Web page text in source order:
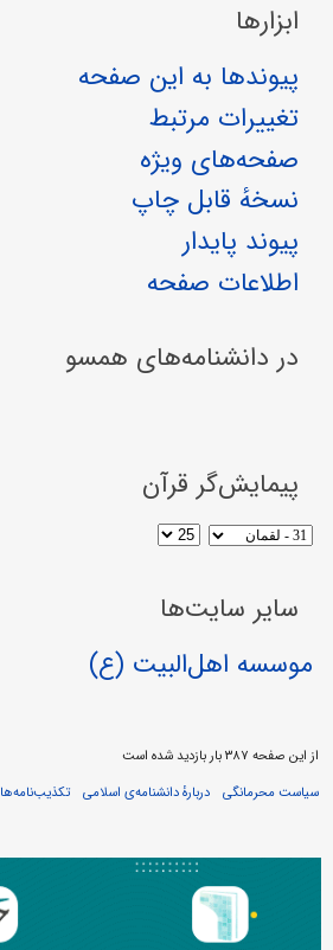
ابزارها
پیوندها به این صفحه
تغییرات مرتبط
صفحه‌های ویژه
نسخهٔ قابل چاپ
پیوند پایدار
اطلاعات صفحه
در دانشنامه‌های همسو
پیمایش‌گر قرآن
سایر سایت‌ها
موسسه اهل‌البیت (ع)
از این صفحه ۳۸۷ بار بازدید شده است
سیاست محرمانگی
دربارهٔ دانشنامه‌ی اسلامی تکذیب‌نامه‌ها